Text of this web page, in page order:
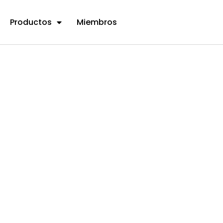
Productos Miembros